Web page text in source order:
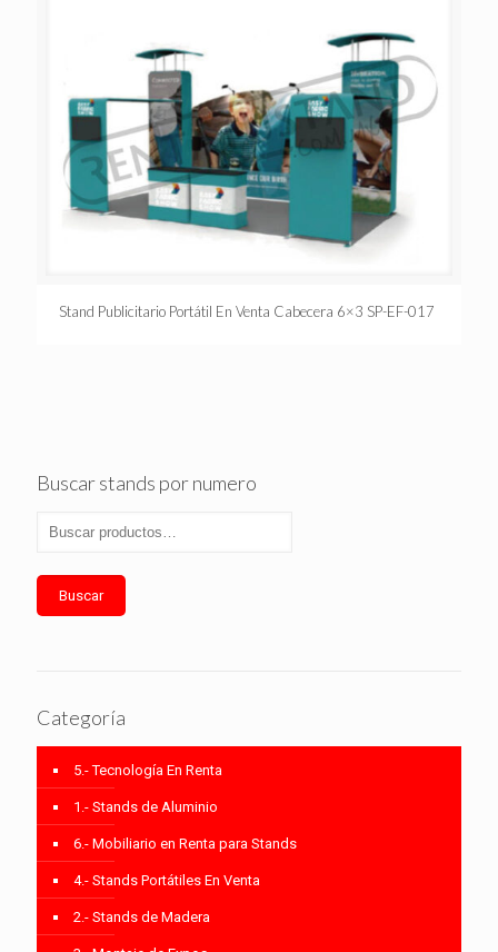
Stand Publicitario Portátil En Venta Cabecera 6×3 SP-EF-017
Buscar stands por numero
Buscar
Categoría
5.- Tecnología En Renta
1.- Stands de Aluminio
6.- Mobiliario en Renta para Stands
4.- Stands Portátiles En Venta
2.- Stands de Madera